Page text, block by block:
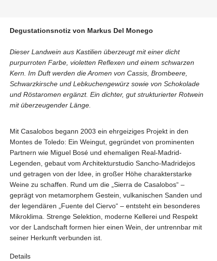
Degustationsnotiz von Markus Del Monego
Dieser Landwein aus Kastilien überzeugt mit einer dicht
purpurroten Farbe, violetten Reflexen und einem schwarzen
Kern. Im Duft werden die Aromen von Cassis, Brombeere,
Schwarzkirsche und Lebkuchengewürz sowie von Schokolade
und Röstaromen ergänzt. Ein dichter, gut strukturierter Rotwein
mit überzeugender Länge.
Mit Casalobos begann 2003 ein ehrgeiziges Projekt in den
Montes de Toledo: Ein Weingut, gegründet von prominenten
Partnern wie Miguel Bosé und ehemaligen Real-Madrid-
Legenden, gebaut vom Architekturstudio Sancho-Madridejos
und getragen von der Idee, in großer Höhe charakterstarke
Weine zu schaffen. Rund um die „Sierra de Casalobos“ –
geprägt von metamorphem Gestein, vulkanischen Sanden und
der legendären „Fuente del Ciervo“ – entsteht ein besonderes
Mikroklima. Strenge Selektion, moderne Kellerei und Respekt
vor der Landschaft formen hier einen Wein, der untrennbar mit
seiner Herkunft verbunden ist.
Details